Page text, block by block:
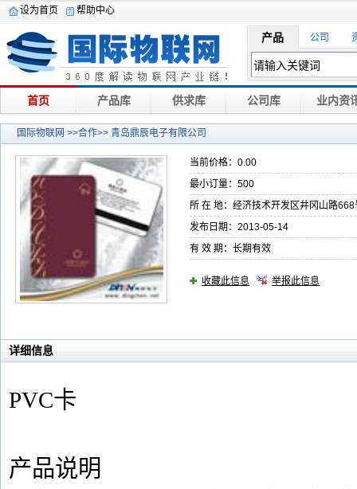
设为首页 帮助中心
产品 公司
首页 产品库 供求库 公司库 业内资
国际物联网 >>合作>> 青岛鼎辰电子有限公司
当前价格：0.00
最小订量：500
所 在 地：经济技术开发区井冈山路
发布日期：2013-05-14
有 效 期：长期有效
收藏此信息 举报此信息
详细信息
PVC卡
产品说明